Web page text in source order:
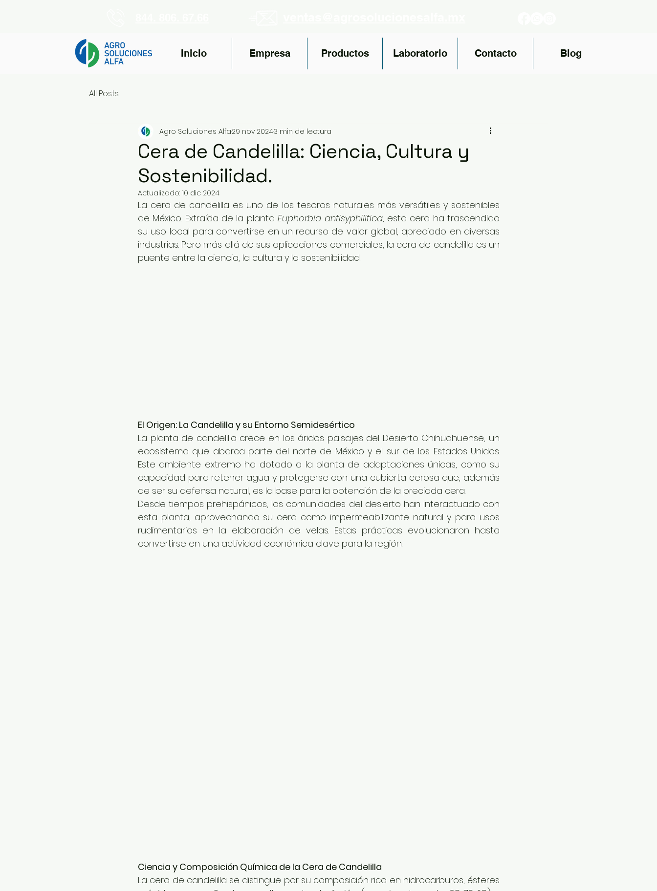
Inicio Empresa Productos Laboratorio Contacto Blog
All Posts
Cera de Candelilla: Ciencia, Cultura y
Sostenibilidad.
Agro Soluciones Alfa29 nov 20243 min de lectura
Actualizado: 10 dic 2024
La cera de candelilla es uno de los tesoros naturales más versátiles y sostenibles
de México. Extraída de la planta Euphorbia antisyphilitica, esta cera ha trascendido
su uso local para convertirse en un recurso de valor global, apreciado en diversas
industrias. Pero más allá de sus aplicaciones comerciales, la cera de candelilla es un
puente entre la ciencia, la cultura y la sostenibilidad.
El Origen: La Candelilla y su Entorno Semidesértico
La planta de candelilla crece en los áridos paisajes del Desierto Chihuahuense, un
ecosistema que abarca parte del norte de México y el sur de los Estados Unidos.
Este ambiente extremo ha dotado a la planta de adaptaciones únicas, como su
capacidad para retener agua y protegerse con una cubierta cerosa que, además
de ser su defensa natural, es la base para la obtención de la preciada cera.
Desde tiempos prehispánicos, las comunidades del desierto han interactuado con
esta planta, aprovechando su cera como impermeabilizante natural y para usos
rudimentarios en la elaboración de velas. Estas prácticas evolucionaron hasta
convertirse en una actividad económica clave para la región.
Ciencia y Composición Química de la Cera de Candelilla
La cera de candelilla se distingue por su composición rica en hidrocarburos, ésteres